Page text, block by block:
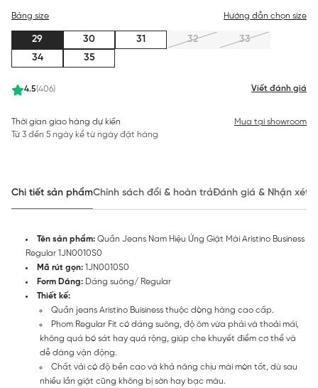
4.5(406) Viết đánh giá
Bảng size Hướng dẫn chọn size
29 30 31 32
33
34
35
Thời gian giao hàng dự kiến
Từ 3 đến 5 ngày kể từ ngày đặt hàng
Mua tại showroom
Chi tiết sản phẩmChính sách đổi & hoàn trảĐánh giá & Nhận xét
Tên sản phẩm: Quần Jeans Nam Hiệu Ứng Giặt Mài Aristino Business
Regular 1JN0010S0
Mã rút gọn: 1JN0010S0
Form Dáng: Dáng suông/ Regular
Thiết kế:
Quần jeans Aristino Buisiness thuộc dòng hàng cao cấp.
Phom Regular Fit có dáng suông, độ ôm vừa phải và thoải mái,
không quá bó sát hay quá rộng, giúp che khuyết điểm cơ thể và
dễ dàng vận động.
Chất vải có độ bền cao và khả năng chịu mài mòn tốt, dù sau
nhiều lần giặt cũng không bị sờn hay bạc màu.